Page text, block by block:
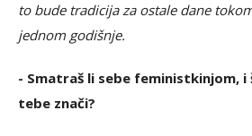
to bude tradicija za ostale dane
jednom godišnje.
- Smatraš li sebe feministkinjom,
tebe znači?